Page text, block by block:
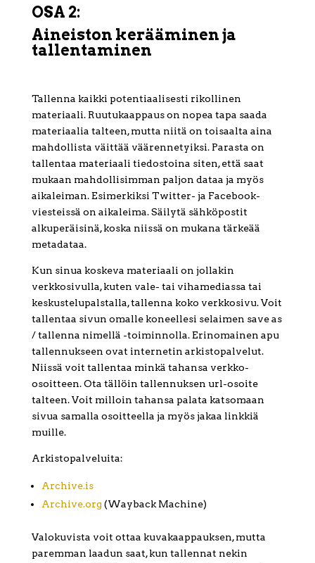
OSA 2:
Aineiston kerääminen ja
tallentaminen
Tallenna kaikki potentiaalisesti rikollinen
materiaali. Ruutukaappaus on nopea tapa saada
materiaalia talteen, mutta niitä on toisaalta aina
mahdollista väittää väärennetyiksi. Parasta on
tallentaa materiaali tiedostoina siten, että saat
mukaan mahdollisimman paljon dataa ja myös
aikaleiman. Esimerkiksi Twitter- ja Facebook-
viesteissä on aikaleima. Säilytä sähköpostit
alkuperäisinä, koska niissä on mukana tärkeää
metadataa.
Kun sinua koskeva materiaali on jollakin
verkkosivulla, kuten vale- tai vihamediassa tai
keskustelupalstalla, tallenna koko verkkosivu. Voit
tallentaa sivun omalle koneellesi selaimen save as
/ tallenna nimellä -toiminnolla. Erinomainen apu
tallennukseen ovat internetin arkistopalvelut.
Niissä voit tallentaa minkä tahansa verkko-
osoitteen. Ota tällöin tallennuksen url-osoite
talteen. Voit milloin tahansa palata katsomaan
sivua samalla osoitteella ja myös jakaa linkkiä
muille.
Arkistopalveluita:
Archive.is
Archive.org (Wayback Machine)
Valokuvista voit ottaa kuvakaappauksen, mutta
paremman laadun saat, kun tallennat nekin